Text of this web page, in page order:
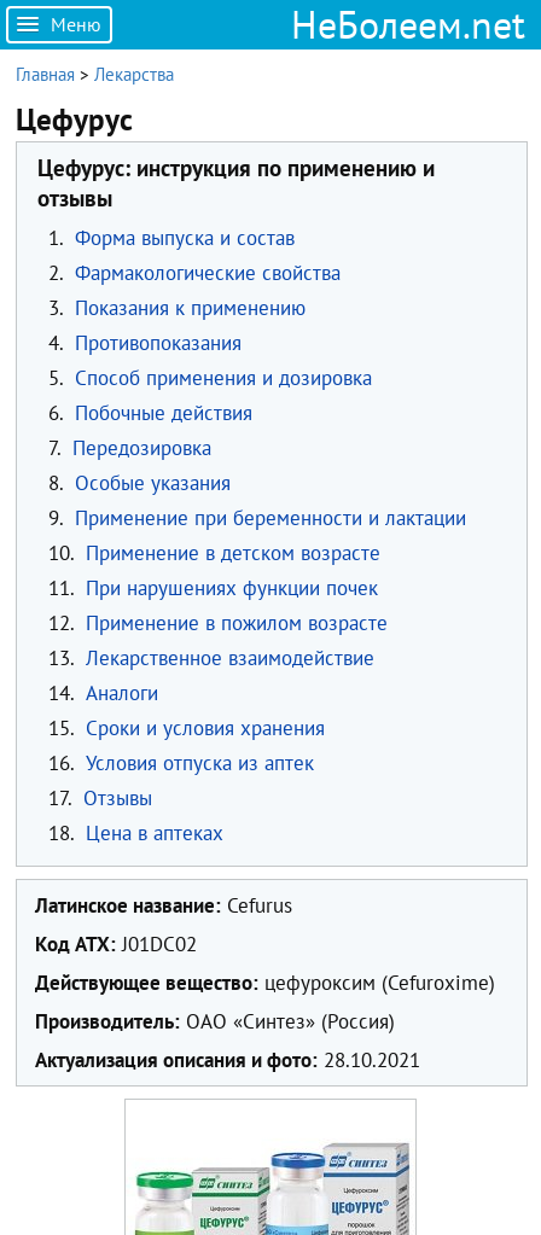
Меню НеБолеем.net
Главная >Лекарства
Цефурус
Цефурус: инструкция по применению и
отзывы
1. Форма выпуска и состав
2. Фармакологические свойства
3. Показания к применению
4. Противопоказания
5. Способ применения и дозировка
6. Побочные действия
7. Передозировка
8. Особые указания
9. Применение при беременности и лактации
10. Применение в детском возрасте
11. При нарушениях функции почек
12. Применение в пожилом возрасте
13. Лекарственное взаимодействие
14. Аналоги
15. Сроки и условия хранения
16. Условия отпуска из аптек
17. Отзывы
18. Цена в аптеках
Латинское название: Cefurus
Код ATX:J01DC02
Действующее вещество: цефуроксим (Cefuroxime)
Производитель: ОАО «Синтез» (Россия)
Актуализация описания и фото: 28.10.2021